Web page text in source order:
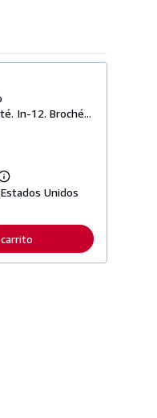
In-12. Broché...
M
á
f
o
r
Unidos